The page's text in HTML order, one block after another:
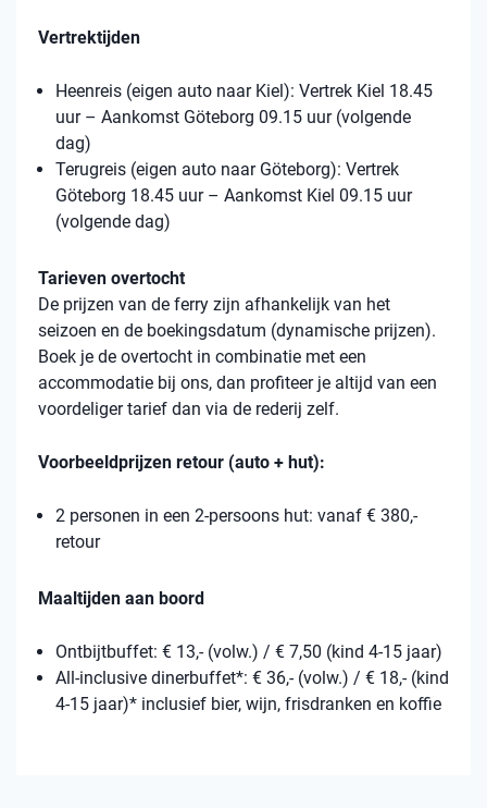
Vertrektijden
Heenreis (eigen auto naar Kiel): Vertrek Kiel 18.45
uur – Aankomst Göteborg 09.15 uur (volgende
dag)
Terugreis (eigen auto naar Göteborg): Vertrek
Göteborg 18.45 uur – Aankomst Kiel 09.15 uur
(volgende dag)
Tarieven overtocht
De prijzen van de ferry zijn afhankelijk van het
seizoen en de boekingsdatum (dynamische prijzen).
Boek je de overtocht in combinatie met een
accommodatie bij ons, dan profiteer je altijd van een
voordeliger tarief dan via de rederij zelf.
Voorbeeldprijzen retour (auto + hut):
2 personen in een 2-persoons hut: vanaf € 380,-
retour
Maaltijden aan boord
Ontbijtbuffet: € 13,- (volw.) / € 7,50 (kind 4-15 jaar)
All-inclusive dinerbuffet*: € 36,- (volw.) / € 18,- (kind
4-15 jaar)* inclusief bier, wijn, frisdranken en koffie